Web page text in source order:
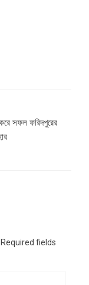
সফল ফরিদপুরের
Required fields